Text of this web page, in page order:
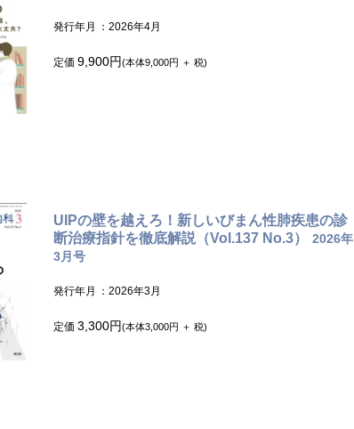
発行年月 ：2026年4月
定価 9,900円(本体9,000円 ＋ 税)
UIPの壁を越えろ！新しいびまん性肺疾患の診
断治療指針を徹底解説（Vol.137 No.3）
2026年
3月号
発行年月 ：2026年3月
定価 3,300円(本体3,000円 ＋ 税)